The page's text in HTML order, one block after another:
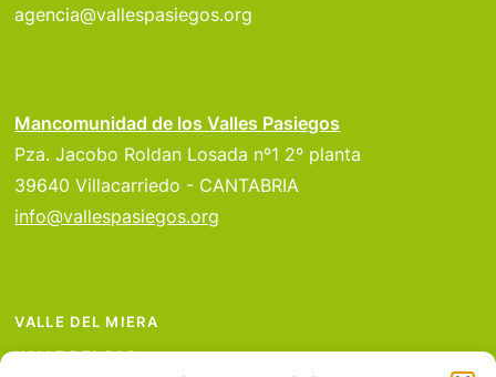
agencia@vallespasiegos.org
Mancomunidad de los Valles Pasiegos
Pza. Jacobo Roldan Losada nº1 2º planta
39640 Villacarriedo - CANTABRIA
info@vallespasiegos.org
VALLE DEL MIERA
VALLE DEL PAS